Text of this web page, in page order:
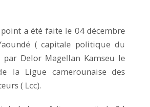
a été faite le 04 décembre
( capitale politique du
par Delor Magellan Kamseu le
la Ligue camerounaise des
( Lcc).